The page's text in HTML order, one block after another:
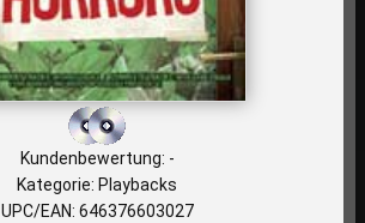
Kundenbewertung: -
Kategorie: Playbacks
UPC/EAN: 646376603027